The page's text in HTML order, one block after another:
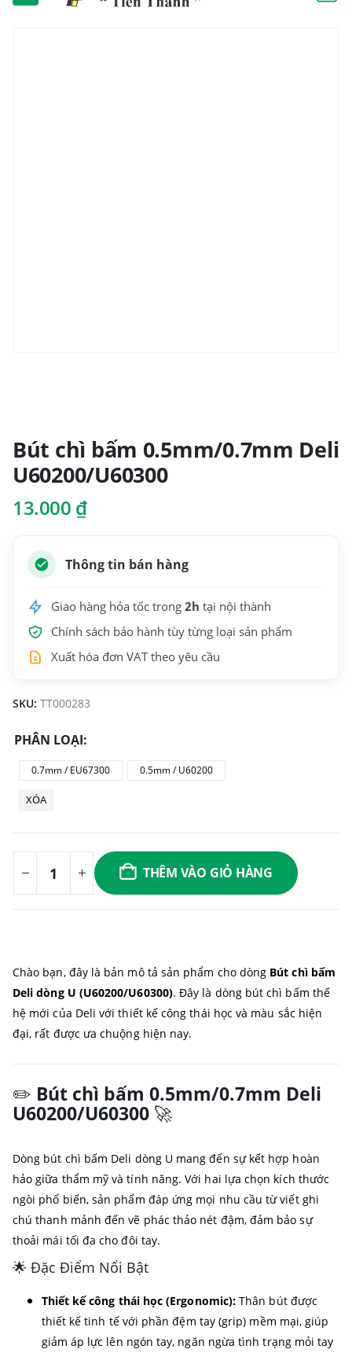
Bút chì bấm 0.5mm/0.7mm Deli
U60200/U60300
13.000 ₫
Thông tin bán hàng
Giao hàng hỏa tốc trong 2h tại nội thành
Chính sách bảo hành tùy từng loại sản phẩm
Xuất hóa đơn VAT theo yêu cầu
SKU: TT000283
PHÂN LOẠI
0.7mm / EU67300 0.5mm / U60200
XÓA
THÊM VÀO GIỎ HÀNG
Chào bạn, đây là bản mô tả sản phẩm cho dòng Bút chì bấm
Deli dòng U (U60200/U60300). Đây là dòng bút chì bấm thế
hệ mới của Deli với thiết kế công thái học và màu sắc hiện
đại, rất được ưa chuộng hiện nay.
✏️ Bút chì bấm 0.5mm/0.7mm Deli
U60200/U60300 🚀
Dòng bút chì bấm Deli dòng U mang đến sự kết hợp hoàn
hảo giữa thẩm mỹ và tính năng. Với hai lựa chọn kích thước
ngòi phổ biến, sản phẩm đáp ứng mọi nhu cầu từ viết ghi
chú thanh mảnh đến vẽ phác thảo nét đậm, đảm bảo sự
thoải mái tối đa cho đôi tay.
🌟 Đặc Điểm Nổi Bật
Thiết kế công thái học (Ergonomic): Thân bút được
thiết kế tinh tế với phần đệm tay (grip) mềm mại, giúp
giảm áp lực lên ngón tay, ngăn ngừa tình trạng mỏi tay